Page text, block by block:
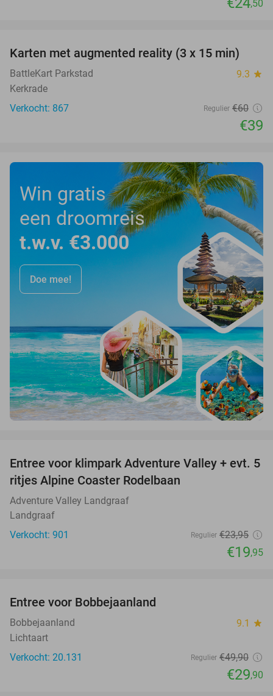
,50
35%
Karten met augmented reality (3 x 15 min)
BattleKart Parkstad 9.3 star
Kerkrade
Verkocht: 867
Regulier €60
€39
Win gratis
een droomreis
t.w.v. €3.000
Doe mee!
17%
Entree voor klimpark Adventure Valley + evt. 5
ritjes Alpine Coaster Rodelbaan
Adventure Valley Landgraaf
Landgraaf
Verkocht: 901
Regulier €23,95
€19,95
Entree voor Bobbejaanland
Bobbejaanland 9.1 star
Lichtaart
Verkocht: 20.131
Regulier €49,90
€29,90